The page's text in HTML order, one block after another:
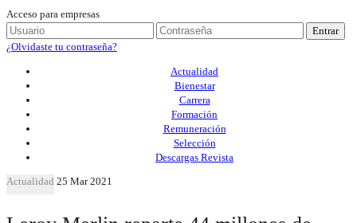
Acceso para empresas
Entrar
¿Olvidaste tu contraseña?
Actualidad
Bienestar
Carrera
Formación
Remuneración
Selección
Descargas Revista
Actualidad 25 Mar 2021